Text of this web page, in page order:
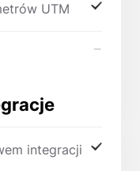
UTM
integracji